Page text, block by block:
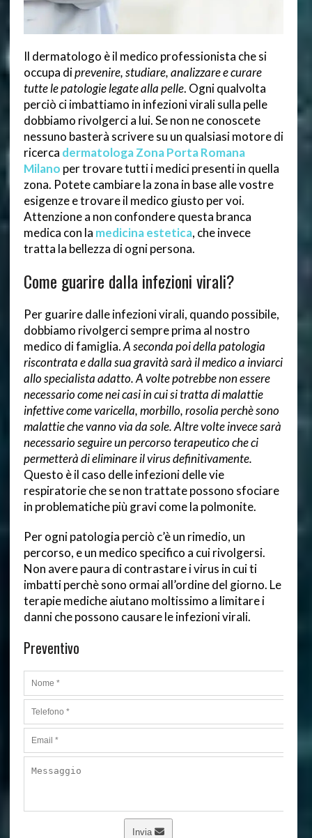
Il dermatologo è il medico professionista che si
occupa diprevenire, studiare, analizzare e curare
tutte le patologie legate alla pelle. Ogni qualvolta
perciò ci imbattiamo in infezioni virali sulla pelle
dobbiamo rivolgerci a lui. Se non ne conoscete
nessuno basterà scrivere su un qualsiasi motore di
ricerca dermatologa Zona Porta Romana
Milano per trovare tutti i medici presenti in quella
zona. Potete cambiare la zona in base alle vostre
esigenze e trovare il medico giusto per voi.
Attenzione a non confondere questa branca
medica con la medicina estetica, che invece
tratta la bellezza di ogni persona.
Come guarire dalla infezioni virali?
Per guarire dalle infezioni virali, quando possibile,
dobbiamo rivolgerci sempre prima al nostro
medico di famiglia.A seconda poi della patologia
riscontrata e dalla sua gravità sarà il medico a inviarci
allo specialista adatto. A volte potrebbe non essere
necessario come nei casi in cui si tratta di malattie
infettive come varicella, morbillo, rosolia perchè sono
malattie che vanno via da sole. Altre volte invece sarà
necessario seguire un percorso terapeutico che ci
permetterà di eliminare il virus definitivamente.
Questo è il caso delle infezioni delle vie
respiratorie che se non trattate possono sfociare
in problematiche più gravi come la polmonite.
Per ogni patologia perciò c’è un rimedio, un
percorso, e un medico specifico a cui rivolgersi.
Non avere paura di contrastare i virus in cui ti
imbatti perchè sono ormai all’ordine del giorno. Le
terapie mediche aiutano moltissimo a limitare i
danni che possono causare le infezioni virali.
Preventivo
Invia